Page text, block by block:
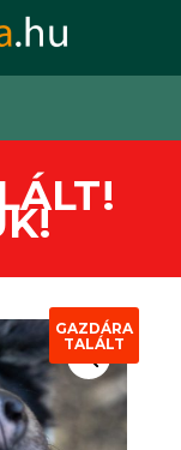
GAZDÁRA
TALÁLT